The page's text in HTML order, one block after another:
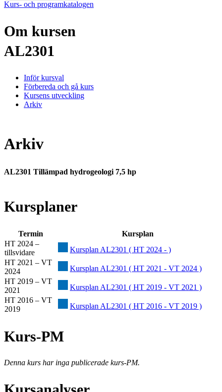
Kurs- och programkatalogen
Om kursen
AL2301
Inför kursval
Förbereda och gå kurs
Kursens utveckling
Arkiv
Arkiv
AL2301 Tillämpad hydrogeologi 7,5 hp
Kursplaner
Termin
Kursplan
HT 2024 –
tillsvidare
Kursplan AL2301 ( HT 2024 - )
HT 2021 – VT
2024
Kursplan AL2301 ( HT 2021 - VT 2024 )
HT 2019 – VT
2021
Kursplan AL2301 ( HT 2019 - VT 2021 )
HT 2016 – VT
2019
Kursplan AL2301 ( HT 2016 - VT 2019 )
Kurs-PM
Denna kurs har inga publicerade kurs-PM.